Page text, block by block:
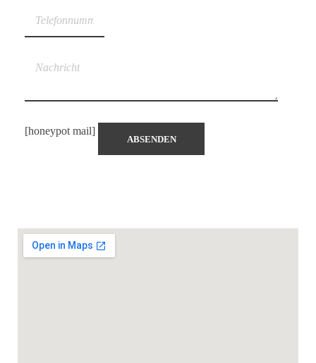
[honeypot mail]